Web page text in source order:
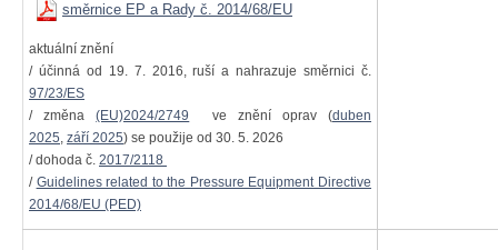
směrnice EP a Rady č. 2014/68/EU
aktuální znění
/ účinná od 19. 7. 2016, ruší a nahrazuje směrnici č.
97/23/ES
/ změna(EU)2024/2749 ve znění oprav (duben
2025, září 2025) se použije od 30. 5. 2026
/ dohoda č. 2017/2118
/ Guidelines related to the Pressure Equipment Directive
2014/68/EU (PED)